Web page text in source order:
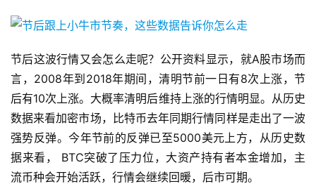
节后这波行情又会怎么走呢？公开资料显示，就A股市场而
言，2008年到2018年期间，清明节前一日有8次上涨，节
后有10次上涨。大概率清明后维持上涨的行情明显。从历史
数据来看加密市场，比特币去年同期行情同样是走出了一波
强势反弹。今年节前的反弹已至5000美元上方，从历史数
据来看， BTC突破了压力位，大资产持有者本金增加，主
流币种会开始活跃，行情会继续回暖，后市可期。